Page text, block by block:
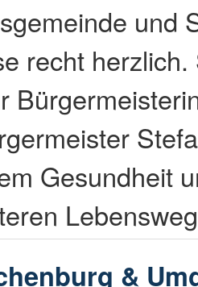
und
recht
Gesundheit
&